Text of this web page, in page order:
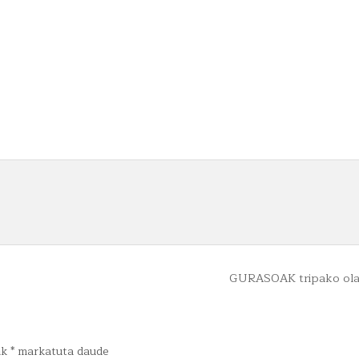
GURASOAK tripako
* markatuta daude